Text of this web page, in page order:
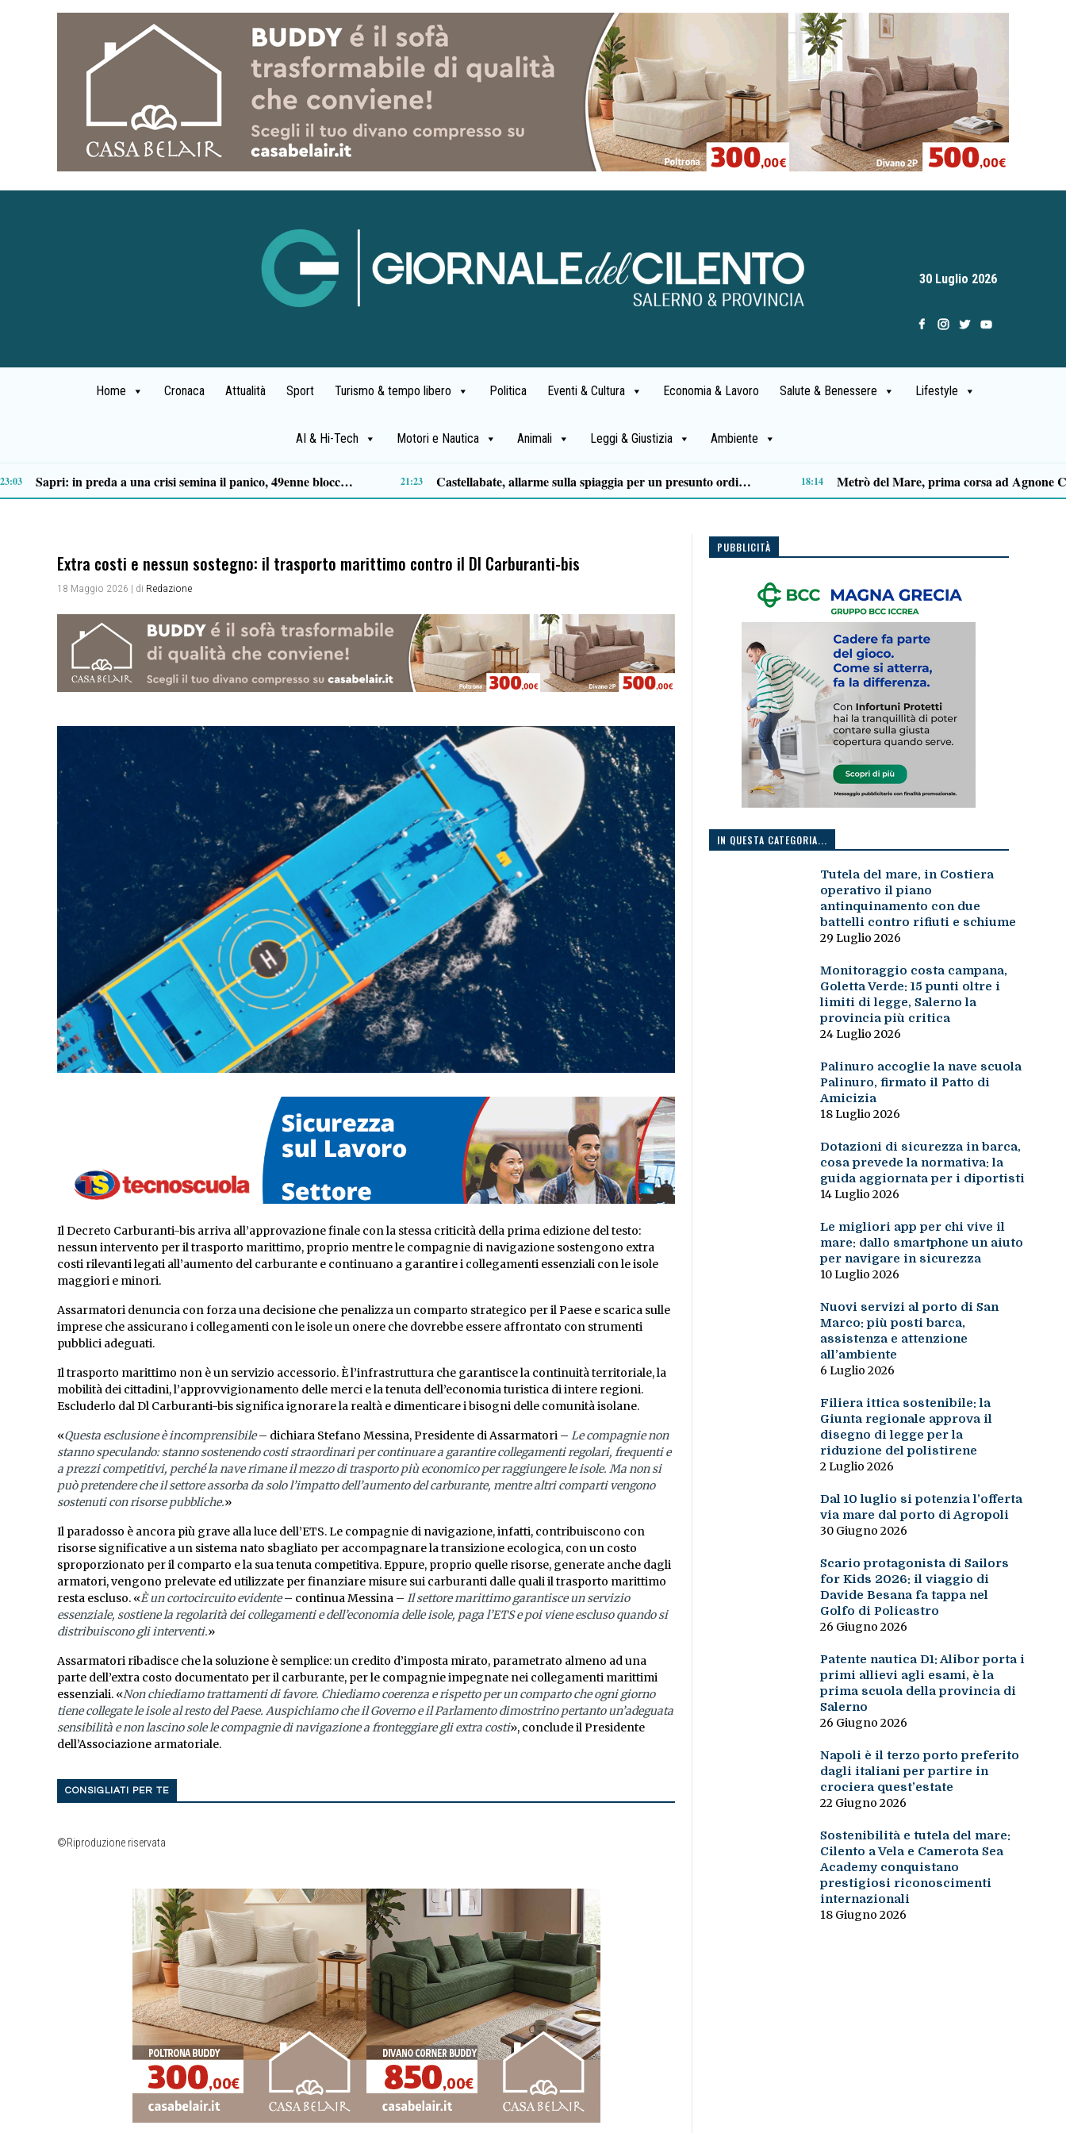
30 Luglio 2026
Home Cronaca Attualità Sport Turismo & tempo libero Politica Eventi & Cultura Economia & Lavoro Salute & Benessere Lifestyle
AI & Hi-Tech Motori e Nautica Animali Leggi & Giustizia Ambiente
14:49 Premio Terre del Bussento, si alza il sipario: stasera Roberto Fico apre l’11ª edizione 14:35 Capaccio Paestum spazio di legalità: oltre 43 ettari di beni confiscati destinati a progetti sociali 14:14
Extra costi e nessun sostegno: il trasporto marittimo contro il Dl Carburanti-bis
18 Maggio 2026 | di Redazione
Il Decreto Carburanti-bis arriva all’approvazione finale con la stessa criticità della prima edizione del testo:
nessun intervento per il trasporto marittimo, proprio mentre le compagnie di navigazione sostengono extra
costi rilevanti legati all’aumento del carburante e continuano a garantire i collegamenti essenziali con le isole
maggiori e minori.
Assarmatori denuncia con forza una decisione che penalizza un comparto strategico per il Paese e scarica sulle
imprese che assicurano i collegamenti con le isole un onere che dovrebbe essere affrontato con strumenti
pubblici adeguati.
Il trasporto marittimo non è un servizio accessorio. È l’infrastruttura che garantisce la continuità territoriale, la
mobilità dei cittadini, l’approvvigionamento delle merci e la tenuta dell’economia turistica di intere regioni.
Escluderlo dal Dl Carburanti-bis significa ignorare la realtà e dimenticare i bisogni delle comunità isolane.
«Questa esclusione è incomprensibile– dichiara Stefano Messina, Presidente di Assarmatori – Le compagnie non
stanno speculando: stanno sostenendo costi straordinari per continuare a garantire collegamenti regolari, frequenti e
a prezzi competitivi, perché la nave rimane il mezzo di trasporto più economico per raggiungere le isole. Ma non si
può pretendere che il settore assorba da solo l’impatto dell’aumento del carburante, mentre altri comparti vengono
sostenuti con risorse pubbliche.»
Il paradosso è ancora più grave alla luce dell’ETS. Le compagnie di navigazione, infatti, contribuiscono con
risorse significative a un sistema nato sbagliato per accompagnare la transizione ecologica, con un costo
sproporzionato per il comparto e la sua tenuta competitiva. Eppure, proprio quelle risorse, generate anche dagli
armatori, vengono prelevate ed utilizzate per finanziare misure sui carburanti dalle quali il trasporto marittimo
resta escluso. «È un cortocircuito evidente– continua Messina – Il settore marittimo garantisce un servizio
essenziale, sostiene la regolarità dei collegamenti e dell’economia delle isole, paga l’ETS e poi viene escluso quando si
distribuiscono gli interventi.»
Assarmatori ribadisce che la soluzione è semplice: un credito d’imposta mirato, parametrato almeno ad una
parte dell’extra costo documentato per il carburante, per le compagnie impegnate nei collegamenti marittimi
essenziali. «Non chiediamo trattamenti di favore. Chiediamo coerenza e rispetto per un comparto che ogni giorno
tiene collegate le isole al resto del Paese. Auspichiamo che il Governo e il Parlamento dimostrino pertanto un’adeguata
sensibilità e non lascino sole le compagnie di navigazione a fronteggiare gli extra costi», conclude il Presidente
dell’Associazione armatoriale.
CONSIGLIATI PER TE
©Riproduzione riservata
PUBBLICITÀ
IN QUESTA CATEGORIA...
Tutela del mare, in Costiera
operativo il piano
antinquinamento con due
battelli contro rifiuti e schiume
29 Luglio 2026
Monitoraggio costa campana,
Goletta Verde: 15 punti oltre i
limiti di legge, Salerno la
provincia più critica
24 Luglio 2026
Palinuro accoglie la nave scuola
Palinuro, firmato il Patto di
Amicizia
18 Luglio 2026
Dotazioni di sicurezza in barca,
cosa prevede la normativa: la
guida aggiornata per i diportisti
14 Luglio 2026
Le migliori app per chi vive il
mare: dallo smartphone un aiuto
per navigare in sicurezza
10 Luglio 2026
Nuovi servizi al porto di San
Marco: più posti barca,
assistenza e attenzione
all’ambiente
6 Luglio 2026
Filiera ittica sostenibile: la
Giunta regionale approva il
disegno di legge per la
riduzione del polistirene
2 Luglio 2026
Dal 10 luglio si potenzia l’offerta
via mare dal porto di Agropoli
30 Giugno 2026
Scario protagonista di Sailors
for Kids 2026: il viaggio di
Davide Besana fa tappa nel
Golfo di Policastro
26 Giugno 2026
Patente nautica D1: Alibor porta i
primi allievi agli esami, è la
prima scuola della provincia di
Salerno
26 Giugno 2026
Napoli è il terzo porto preferito
dagli italiani per partire in
crociera quest’estate
22 Giugno 2026
Sostenibilità e tutela del mare:
Cilento a Vela e Camerota Sea
Academy conquistano
prestigiosi riconoscimenti
internazionali
18 Giugno 2026